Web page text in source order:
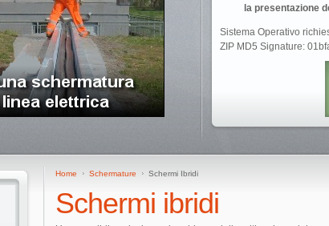
la presentazione
Sistema Operativo
ZIP MD5 Signature:
Home Schermature Schermi Ibridi
Schermi ibridi